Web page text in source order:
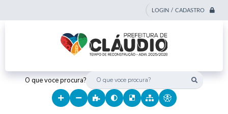
LOGIN / CADASTRO
O que voce procura?